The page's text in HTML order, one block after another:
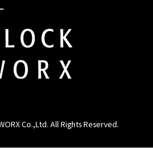
Co.,Ltd. All Rights Reserved.